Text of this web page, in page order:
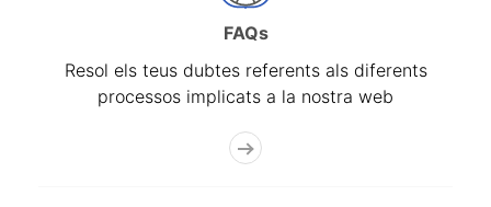
FAQs
Resol els teus dubtes referents als diferents
processos implicats a la nostra web